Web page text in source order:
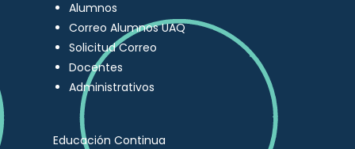
Alumnos
Correo Alumnos UAQ
Solicitud Correo
Docentes
Administrativos
Educación Continua